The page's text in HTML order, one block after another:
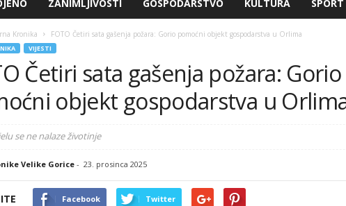
ZANIMLJIVOSTI GOSPODARSTVO KULTURA SPORT
Kronika FOTO Četiri sata gašenja požara: Gorio pomoćni objekt gospodarstva u Orlima
VIJESTI
Četiri sata gašenja požara: Gorio
objekt gospodarstva u
se ne nalaze životinje
Velike Gorice- 23. prosinca 2025
Facebook Twitter